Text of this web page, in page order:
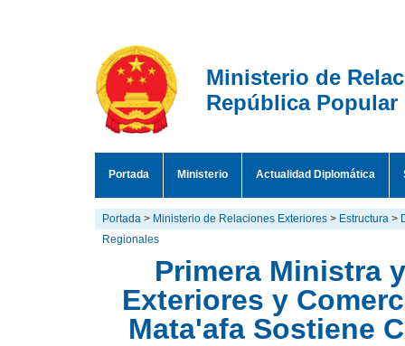
Ministerio de
República Popular
Portada Ministerio Actualidad Diplomática
Portada > Ministerio de Relaciones Exteriores > Estructura >
Regionales
Primera Ministra
Exteriores y
Mata'afa Sostiene